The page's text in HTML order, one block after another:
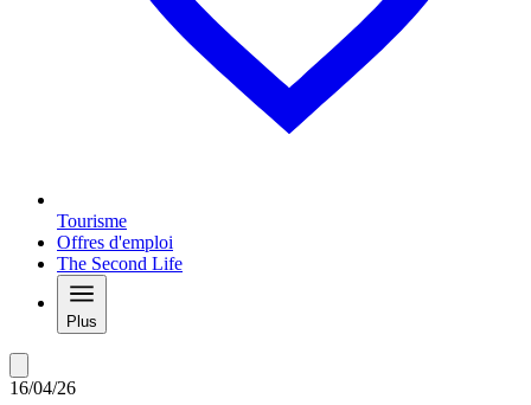
Tourisme
Offres d'emploi
The Second Life
Plus
16/04/26